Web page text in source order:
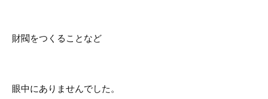
財閥をつくることなど
眼中にありませんでした。